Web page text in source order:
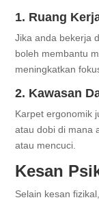
1. Ruang
Jika anda bekerja
boleh membantu
meningkatkan
2. Kawasan
Karpet ergonomik
atau dobi di mana
atau mencuci.
Kesan
Selain kesan